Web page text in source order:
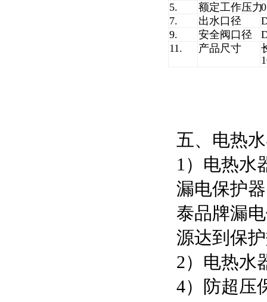
5.
额定工作压力
7.
出水口径
9.
安全阀口径
11.
产品尺寸
五、电热
1）电热水
漏电保护
泰品牌漏
源达到保
2）电热水
4）防超压